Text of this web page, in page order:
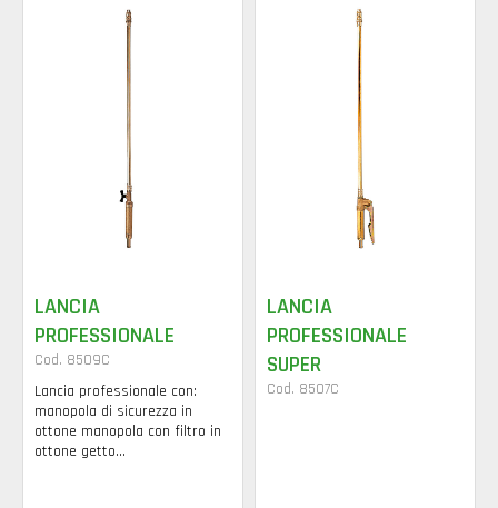
LANCIA
PROFESSIONALE
Cod. 8509C
Lancia professionale con:
manopola di sicurezza in
ottone manopola con filtro in
ottone getto...
LANCIA
PROFESSIONALE
SUPER
Cod. 8507C